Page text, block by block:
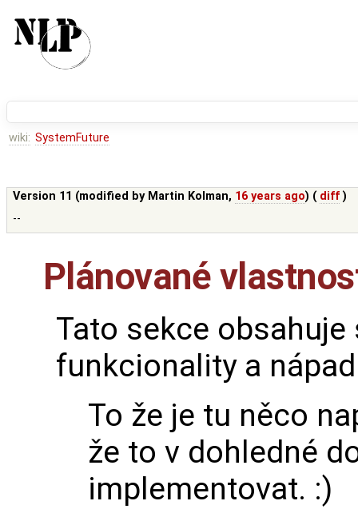
wiki: SystemFuture
Version 11 (modified by Martin Kolman, 16 years ago) ( diff )
--
Plánované
Tato sekce
funkcionality a
To že je tu něco
že to v dohledné
implementovat. :)